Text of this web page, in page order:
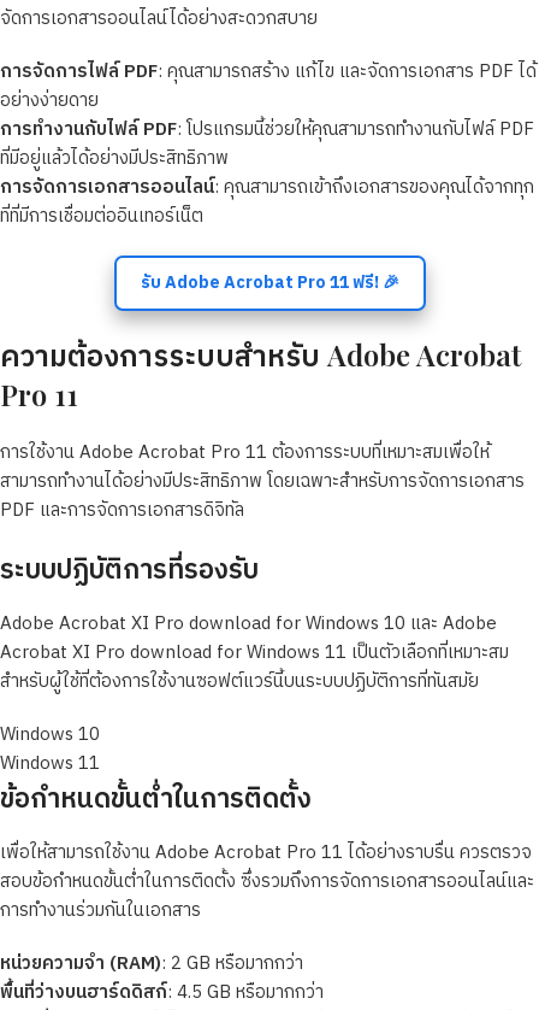
จัดการเอกสารออนไลน์ได้อย่างสะดวกสบาย
การจัดการไฟล์ PDF: คุณสามารถสร้าง แก้ไข และจัดการเอกสาร PDF ได้
อย่างง่ายดาย
การทำงานกับไฟล์ PDF: โปรแกรมนี้ช่วยให้คุณสามารถทำงานกับไฟล์ PDF
ที่มีอยู่แล้วได้อย่างมีประสิทธิภาพ
การจัดการเอกสารออนไลน์: คุณสามารถเข้าถึงเอกสารของคุณได้จากทุก
ที่ที่มีการเชื่อมต่ออินเทอร์เน็ต
รับ Adobe Acrobat Pro 11 ฟรี! 🎉
ความต้องการระบบสำหรับ Adobe Acrobat
Pro 11
การใช้งาน Adobe Acrobat Pro 11 ต้องการระบบที่เหมาะสมเพื่อให้
สามารถทำงานได้อย่างมีประสิทธิภาพ โดยเฉพาะสำหรับการจัดการเอกสาร
PDF และการจัดการเอกสารดิจิทัล
ระบบปฏิบัติการที่รองรับ
Adobe Acrobat XI Pro download for Windows 10 และ Adobe
Acrobat XI Pro download for Windows 11 เป็นตัวเลือกที่เหมาะสม
สำหรับผู้ใช้ที่ต้องการใช้งานซอฟต์แวร์นี้บนระบบปฏิบัติการที่ทันสมัย
Windows 10
Windows 11
ข้อกำหนดขั้นต่ำในการติดตั้ง
เพื่อให้สามารถใช้งาน Adobe Acrobat Pro 11 ได้อย่างราบรื่น ควรตรวจ
สอบข้อกำหนดขั้นต่ำในการติดตั้ง ซึ่งรวมถึงการจัดการเอกสารออนไลน์และ
การทำงานร่วมกันในเอกสาร
หน่วยความจำ (RAM): 2 GB หรือมากกว่า
พื้นที่ว่างบนฮาร์ดดิสก์: 4.5 GB หรือมากกว่า